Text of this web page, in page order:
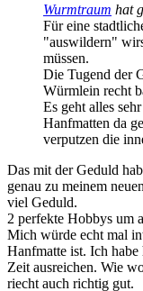
Wurmtraum hat
Für eine
"auswildern"
müssen.
Die Tugend der
Würmlein recht
Es geht alles
Hanfmatten da
verputzen die
Das mit der Geduld
genau zu meinem
viel Geduld.
2 perfekte Hobbys um
Mich würde echt mal
Hanfmatte ist. Ich
Zeit ausreichen. Wie
riecht auch richtig gut.